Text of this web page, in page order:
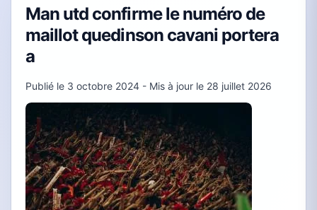
Man utd confirme le numéro de
maillot quedinson cavani portera
a
Publié le 3 octobre 2024 - Mis à jour le 28 juillet 2026